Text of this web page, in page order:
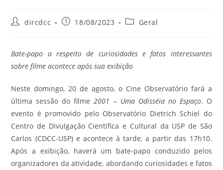
dircdcc 18/08/2023 Geral
Bate-papo a respeito de curiosidades e fatos interessantes
sobre filme acontece após sua exibição
Neste domingo, 20 de agosto, o Cine Observatório fará a
última sessão do filme2001 – Uma Odisséia no Espaço. O
evento é promovido pelo Observatório Dietrich Schiel do
Centro de Divulgação Científica e Cultural da USP de São
Carlos (CDCC-USP) e acontece à tarde, a partir das 17h10.
Após a exibição, haverá um bate-papo conduzido pelos
organizadores da atividade, abordando curiosidades e fatos